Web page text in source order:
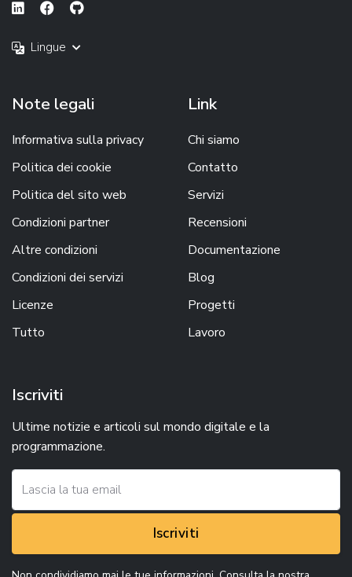
Lingue
Note legali
Informativa sulla privacy
Politica dei cookie
Politica del sito web
Condizioni partner
Altre condizioni
Condizioni dei servizi
Licenze
Tutto
Link
Chi siamo
Contatto
Servizi
Recensioni
Documentazione
Blog
Progetti
Lavoro
Iscriviti
Ultime notizie e articoli sul mondo digitale e la
programmazione.
Iscriviti